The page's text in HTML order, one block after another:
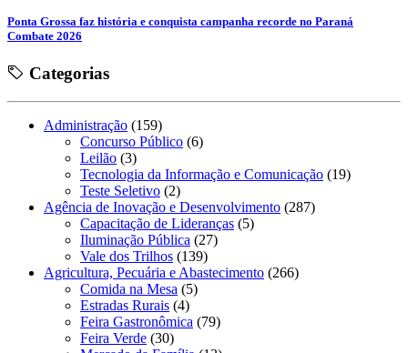
Ponta Grossa faz história e conquista campanha recorde no Paraná
Combate 2026
Categorias
Administração (159)
Concurso Público (6)
Leilão (3)
Tecnologia da Informação e Comunicação (19)
Teste Seletivo (2)
Agência de Inovação e Desenvolvimento (287)
Capacitação de Lideranças (5)
Iluminação Pública (27)
Vale dos Trilhos (139)
Agricultura, Pecuária e Abastecimento (266)
Comida na Mesa (5)
Estradas Rurais (4)
Feira Gastronômica (79)
Feira Verde (30)